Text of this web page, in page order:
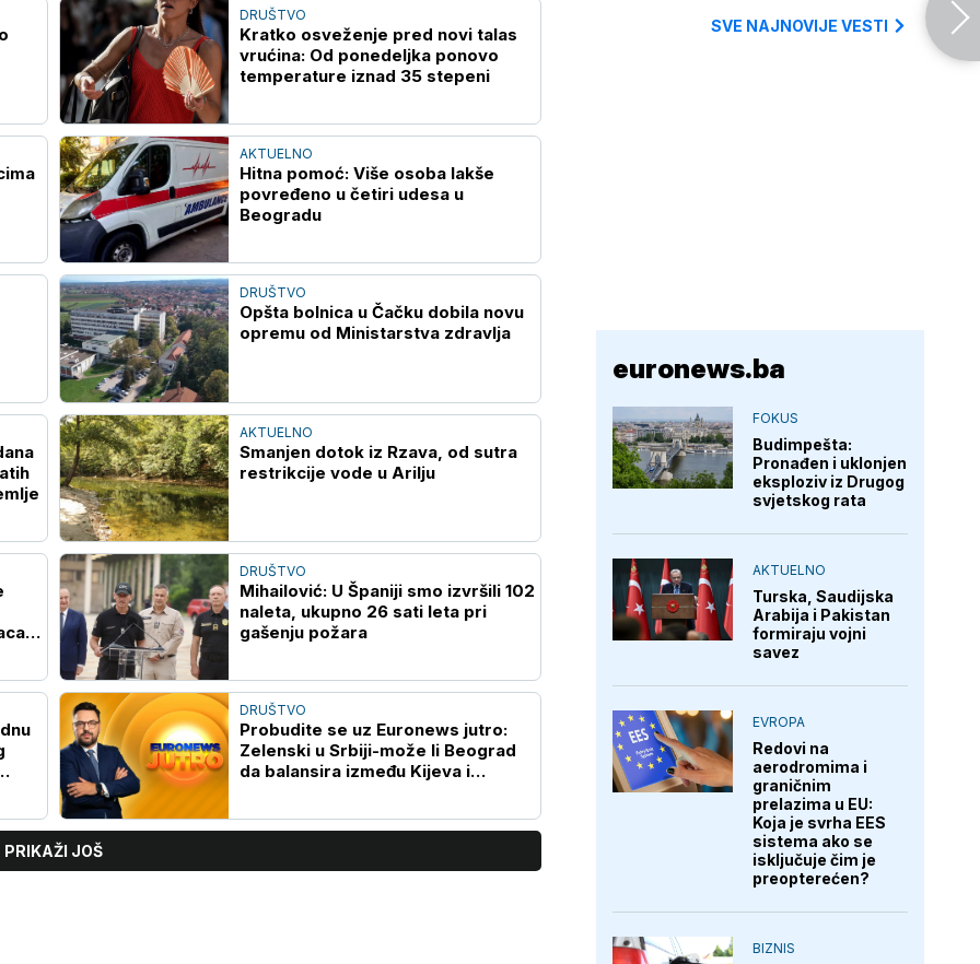
DRUŠTVO
Kratko osveženje pred novi talas
vrućina: Od ponedeljka ponovo
temperature iznad 35 stepeni
AKTUELNO
Hitna pomoć: Više osoba lakše
povređeno u četiri udesa u
Beogradu
DRUŠTVO
Opšta bolnica u Čačku dobila novu
opremu od Ministarstva zdravlja
AKTUELNO
Smanjen dotok iz Rzava, od sutra
restrikcije vode u Arilju
DRUŠTVO
Mihailović: U Španiji smo izvršili 102
naleta, ukupno 26 sati leta pri
gašenju požara
DRUŠTVO
Probudite se uz Euronews jutro:
Zelenski u Srbiji-može li Beograd
da balansira između Kijeva i
PRIKAŽI JOŠ
SVE NAJNOVIJE VESTI
euronews.ba
FOKUS
Budimpešta:
Pronađen i uklonjen
eksploziv iz Drugog
svjetskog rata
AKTUELNO
Turska, Saudijska
Arabija i Pakistan
formiraju vojni
savez
EVROPA
Redovi na
aerodromima i
graničnim
prelazima u EU:
Koja je svrha EES
sistema ako se
isključuje čim je
preopterećen?
BIZNIS